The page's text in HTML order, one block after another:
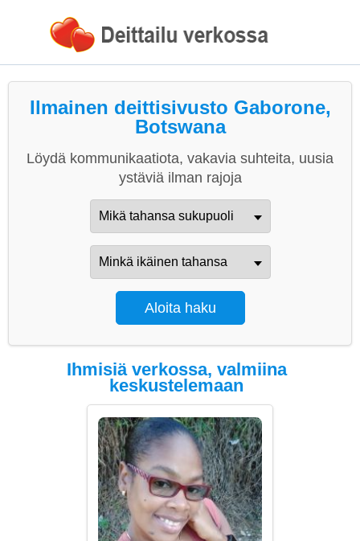
Ilmainen deittisivusto Gaborone,
Botswana
Löydä kommunikaatiota, vakavia suhteita, uusia
ystäviä ilman rajoja
Ihmisiä verkossa, valmiina
keskustelemaan